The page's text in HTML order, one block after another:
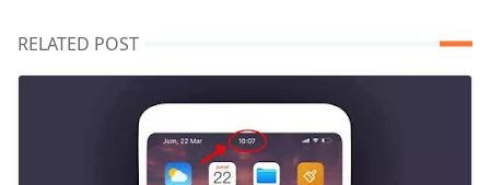
RELATED POST